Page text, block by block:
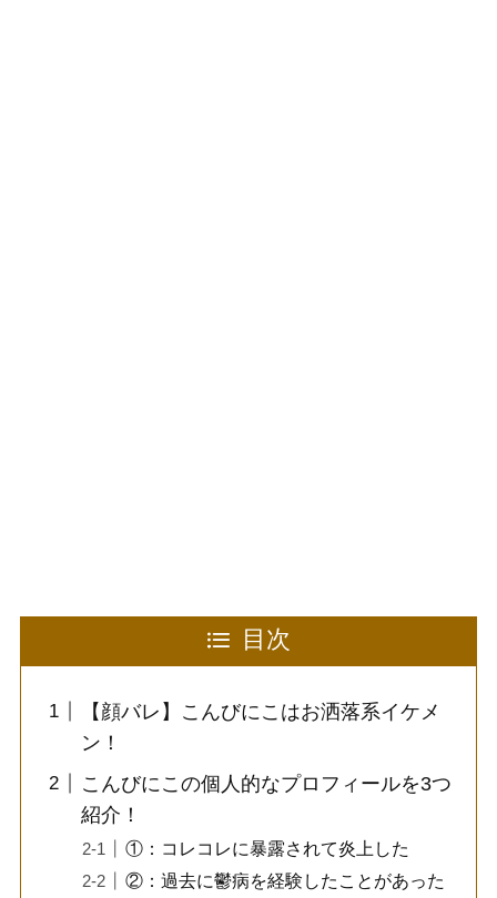
目次
【顔バレ】こんびにこはお洒落系イケメ
ン！
こんびにこの個人的なプロフィールを3つ
紹介！
①：コレコレに暴露されて炎上した
②：過去に鬱病を経験したことがあった